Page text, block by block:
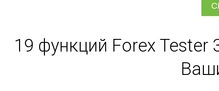
19 функций Forex Tester